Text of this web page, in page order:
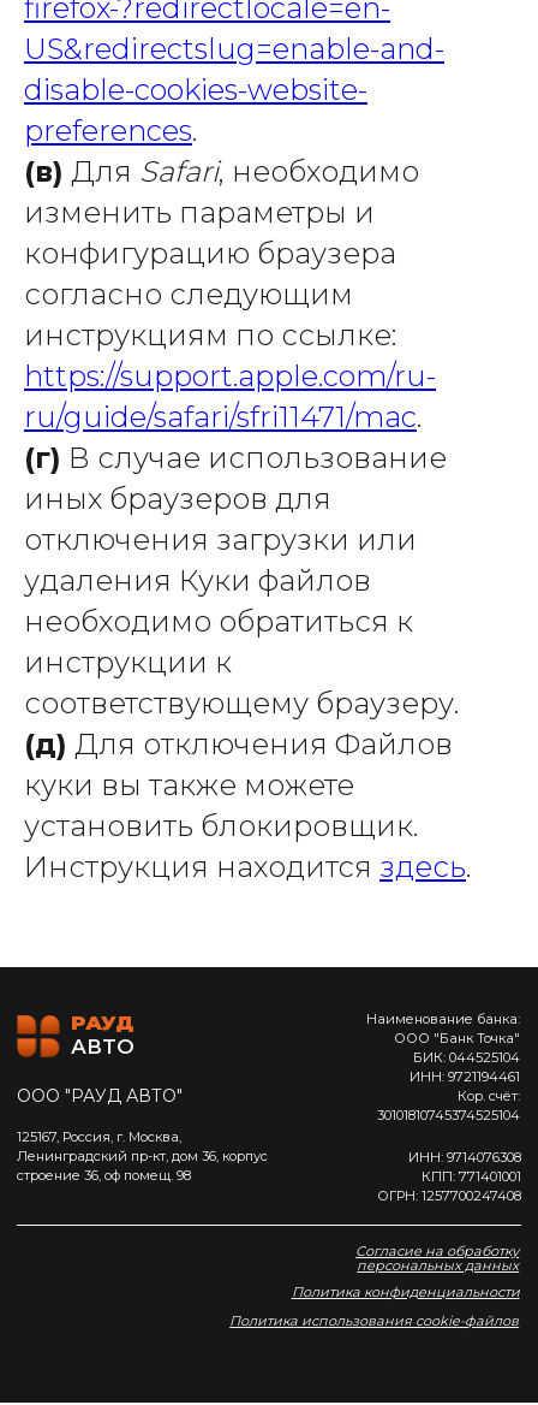
firefox-?redirectlocale=en-
US&redirectslug=enable-and-
disable-cookies-website-
preferences.
(в) Для Safari, необходимо
изменить параметры и
конфигурацию браузера
согласно следующим
инструкциям по ссылке:
https://support.apple.com/ru-
ru/guide/safari/sfri11471/mac.
(г) В случае использование
иных браузеров для
отключения загрузки или
удаления Куки файлов
необходимо обратиться к
инструкции к
соответствующему браузеру.
(д) Для отключения Файлов
куки вы также можете
установить блокировщик.
Инструкция находится здесь.